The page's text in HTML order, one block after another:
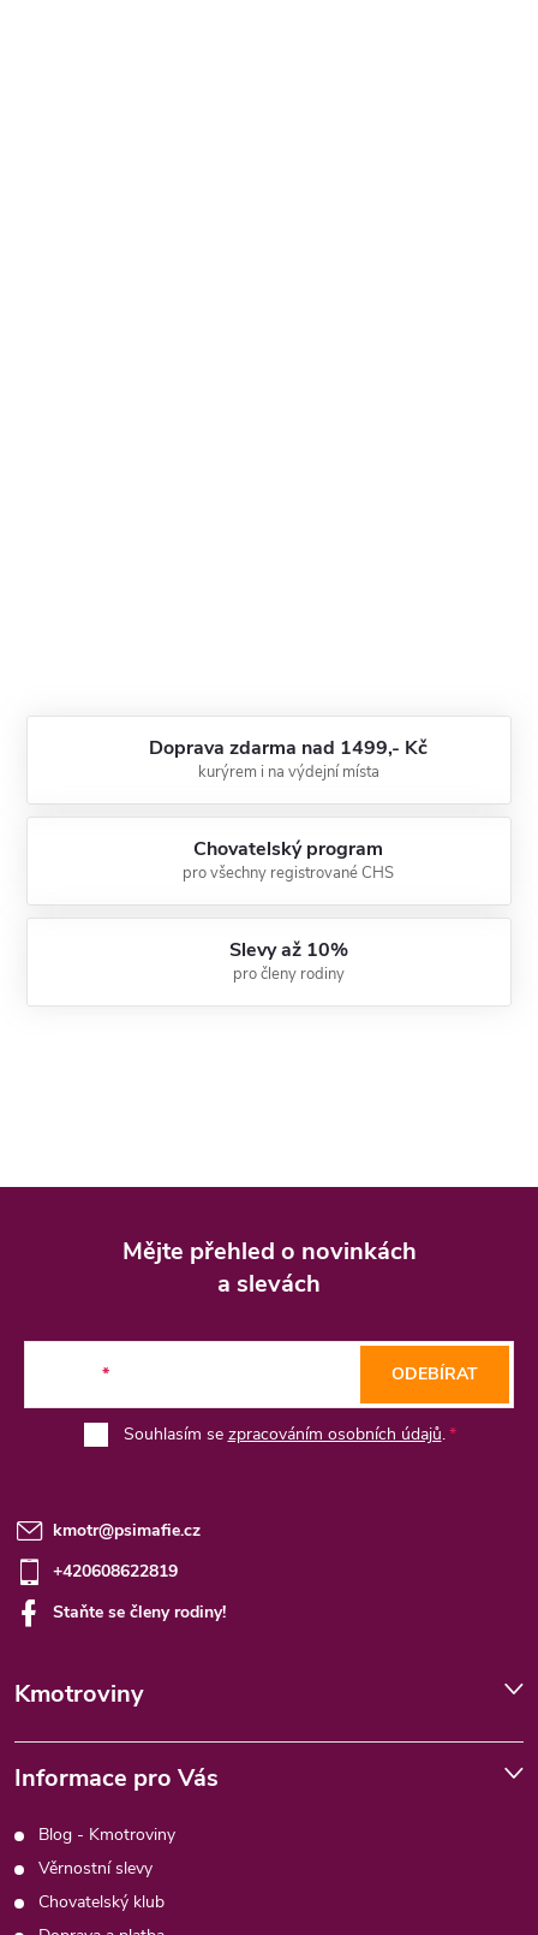
Doprava zdarma nad 1499,- Kč
kurýrem i na výdejní místa
Chovatelský program
pro všechny registrované CHS
Slevy až 10%
pro členy rodiny
Mějte přehled o novinkách
a slevách
Souhlasím se zpracováním osobních údajů.
ODEBÍRAT
kmotr@psimafie.cz
+420608622819
Staňte se členy rodiny!
Kmotroviny
Informace pro Vás
Blog - Kmotroviny
Věrnostní slevy
Chovatelský klub